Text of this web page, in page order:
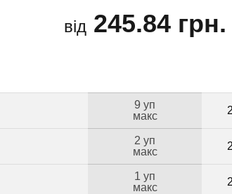
від 245.84 грн.
9 уп
макс
2 уп
макс
1 уп
макс